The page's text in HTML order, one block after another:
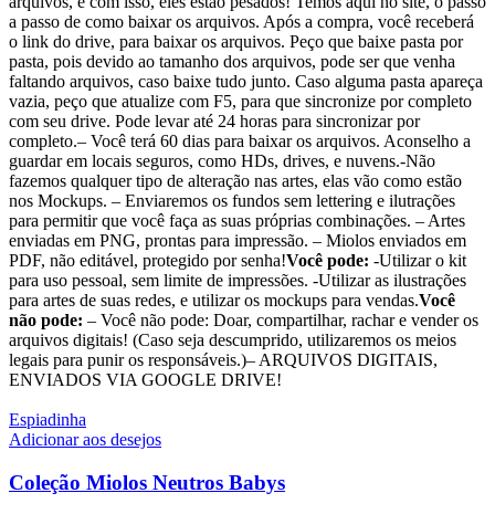
a passo de como baixar os arquivos. Após a compra, você receberá
o link do drive, para baixar os arquivos. Peço que baixe pasta por
pasta, pois devido ao tamanho dos arquivos, pode ser que venha
faltando arquivos, caso baixe tudo junto. Caso alguma pasta apareça
vazia, peço que atualize com F5, para que sincronize por completo
com seu drive. Pode levar até 24 horas para sincronizar por
completo.– Você terá 60 dias para baixar os arquivos. Aconselho a
guardar em locais seguros, como HDs, drives, e nuvens.-Não
fazemos qualquer tipo de alteração nas artes, elas vão como estão
nos Mockups. – Enviaremos os fundos sem lettering e ilutrações
para permitir que você faça as suas próprias combinações. – Artes
enviadas em PNG, prontas para impressão. – Miolos enviados em
PDF, não editável, protegido por senha!Você pode: -Utilizar o kit
para uso pessoal, sem limite de impressões. -Utilizar as ilustrações
para artes de suas redes, e utilizar os mockups para vendas.Você
não pode: – Você não pode: Doar, compartilhar, rachar e vender os
arquivos digitais! (Caso seja descumprido, utilizaremos os meios
legais para punir os responsáveis.)– ARQUIVOS DIGITAIS,
ENVIADOS VIA GOOGLE DRIVE!
Espiadinha
Adicionar aos desejos
Coleção Miolos Neutros Babys